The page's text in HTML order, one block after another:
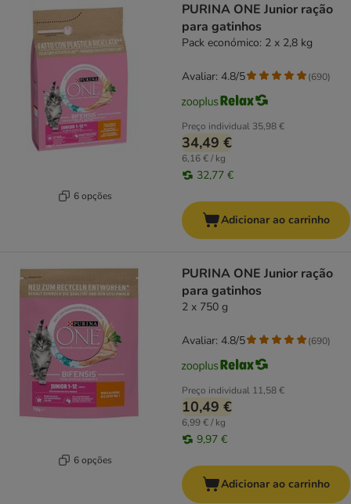
6 opções
PURINA ONE Junior ração
para gatinhos
Pack económico: 2 x 2,8 kg
Preço individual 35,98 €
34,49 €
6,16 € / kg
32,77 €
Avaliar: 4.8/5 (690)
Adicionar ao carrinho
6 opções
PURINA ONE Junior ração
para gatinhos
2 x 750 g
Preço individual 11,58 €
10,49 €
6,99 € / kg
9,97 €
Avaliar: 4.8/5 (690)
Adicionar ao carrinho